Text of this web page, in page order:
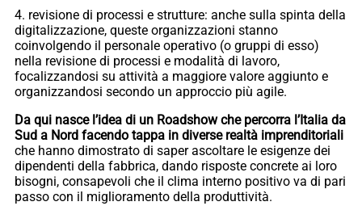
4. revisione di processi e strutture: anche sulla spinta della
digitalizzazione, queste organizzazioni stanno
coinvolgendo il personale operativo (o gruppi di esso)
nella revisione di processi e modalità di lavoro,
focalizzandosi su attività a maggiore valore aggiunto e
organizzandosi secondo un approccio più agile.
Da qui nasce l’idea di un Roadshow che percorra l’Italia da
Sud a Nord facendo tappa in diverse realtà imprenditoriali
che hanno dimostrato di saper ascoltare le esigenze dei
dipendenti della fabbrica, dando risposte concrete ai loro
bisogni, consapevoli che il clima interno positivo va di pari
passo con il miglioramento della produttività.